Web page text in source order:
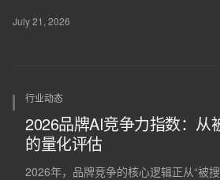
July 21, 2026
行业动态
2026品牌AI竞争力指数：从
的量化评估
2026年，品牌竞争的核心逻辑正从“被